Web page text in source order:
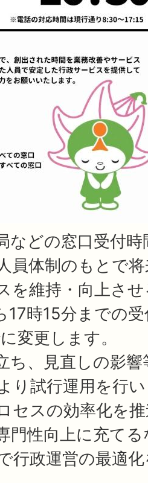
などの窓口受付
員体制のもとで
を維持・向上さ
17時15分までの
変更します。
ち、見直しの影
り試行運用を行
セスの効率化を
門性向上に充て
行政運営の最適